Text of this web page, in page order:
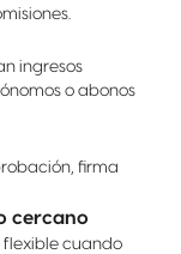
ingresos
o abonos
firma
cercano
flexible cuando